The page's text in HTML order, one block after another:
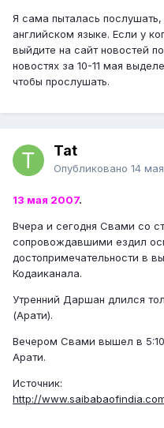
Я сама пыталась
английском языке. Если у
выйдите на сайт новостей
новостях за 10-11 мая
чтобы прослушать.
Tat
Опубликовано 14
13 мая 2007.
Вчера и сегодня Свами со
сопровождавшими ездил
достопримечательности в
Кодаиканала.
Утренний Даршан длился
(Арати).
Вечером Свами вышел в
Арати.
Источник:
http://